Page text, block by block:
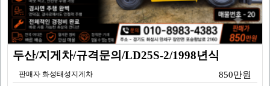
두산/지게차/규격문의/LD25S-2/1998년식
판매자 화성태성지게차 850만원